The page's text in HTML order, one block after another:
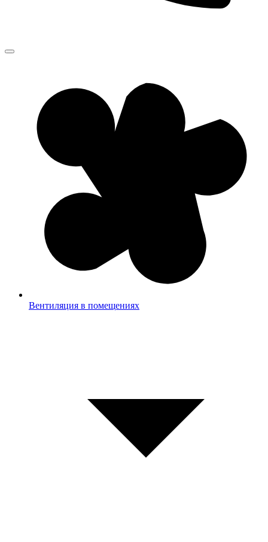
Вентиляция в помещениях